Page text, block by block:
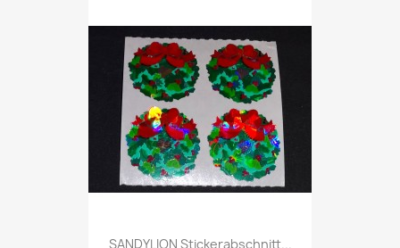
SANDYLION Stickerabschnitt...